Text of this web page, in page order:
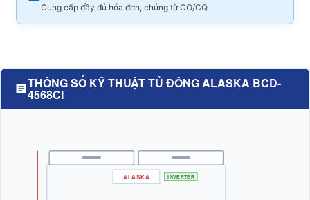
Cung cấp đầy đủ hóa đơn, chứng từ CO/CQ
THÔNG SỐ KỸ THUẬT TỦ ĐÔNG ALASKA BCD-
4568CI
ALASKA INVERTER